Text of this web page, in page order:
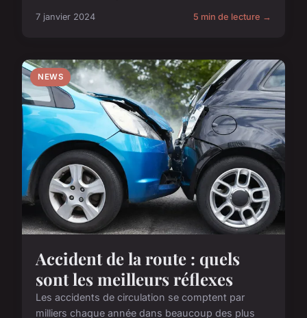
7 janvier 2024 5 min de lecture →
NEWS
Accident de la route : quels
sont les meilleurs réflexes
Les accidents de circulation se comptent par
milliers chaque année dans beaucoup des plus